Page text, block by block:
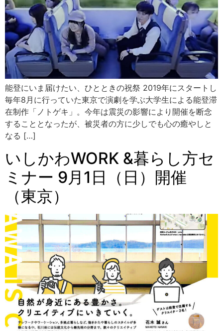
能登にいま届けたい、ひとときの祝祭 2019年にスタートし
毎年8月に行っていた東京で演劇を学ぶ大学生による能登滞
在制作「ノトゲキ」。今年は震災の影響により開催を断念
することとなったが、被災者の方に少しでも心の癒やしと
なる […]
いしかわWORK &暮らし方セ
ミナー 9月1日（日）開催
（東京）